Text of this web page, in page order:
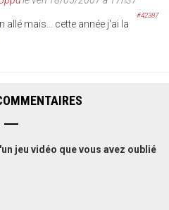
#42387
allé mais... cette année j'ai la
jeu vidéo que vous avez oublié